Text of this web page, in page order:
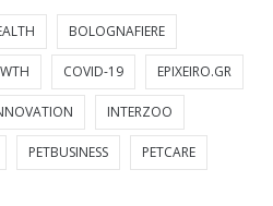
BOLOGNAFIERE
COVID-19 EPIXEIRO.GR
INTERZOO
PETBUSINESS PETCARE